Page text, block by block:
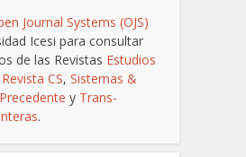
Journal Systems (OJS)
Icesi para consultar
de las Revistas Estudios
Revista CS, Sistemas &
Precedente y Trans-
.